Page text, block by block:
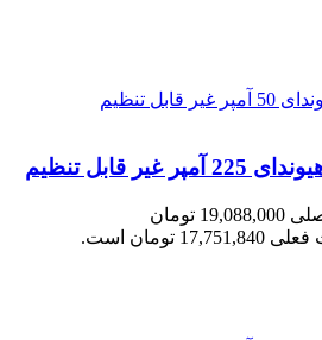
قابل تنظیم
قیمت اصلی 19,088,000 تومان
تومان است.